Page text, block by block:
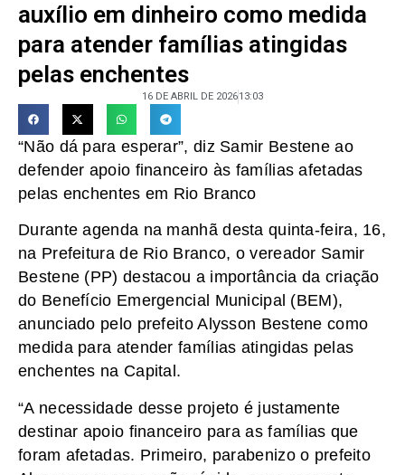
auxílio em dinheiro como medida
para atender famílias atingidas
pelas enchentes
16 DE ABRIL DE 202613:03
“Não dá para esperar”, diz Samir Bestene ao
defender apoio financeiro às famílias afetadas
pelas enchentes em Rio Branco
Durante agenda na manhã desta quinta-feira, 16,
na Prefeitura de Rio Branco, o vereador Samir
Bestene (PP) destacou a importância da criação
do Benefício Emergencial Municipal (BEM),
anunciado pelo prefeito Alysson Bestene como
medida para atender famílias atingidas pelas
enchentes na Capital.
“A necessidade desse projeto é justamente
destinar apoio financeiro para as famílias que
foram afetadas. Primeiro, parabenizo o prefeito